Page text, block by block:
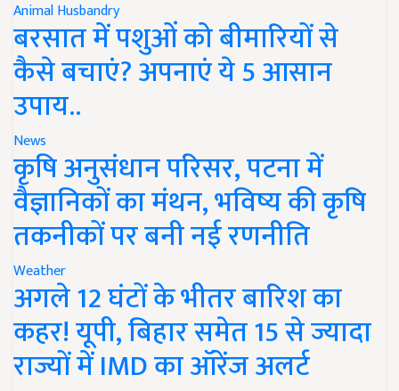
Animal Husbandry
बरसात में पशुओं को बीमारियों से
कैसे बचाएं? अपनाएं ये 5 आसान
उपाय..
News
कृषि अनुसंधान परिसर, पटना में
वैज्ञानिकों का मंथन, भविष्य की कृषि
तकनीकों पर बनी नई रणनीति
Weather
अगले 12 घंटों के भीतर बारिश का
कहर! यूपी, बिहार समेत 15 से ज्यादा
राज्यों में IMD का ऑरेंज अलर्ट